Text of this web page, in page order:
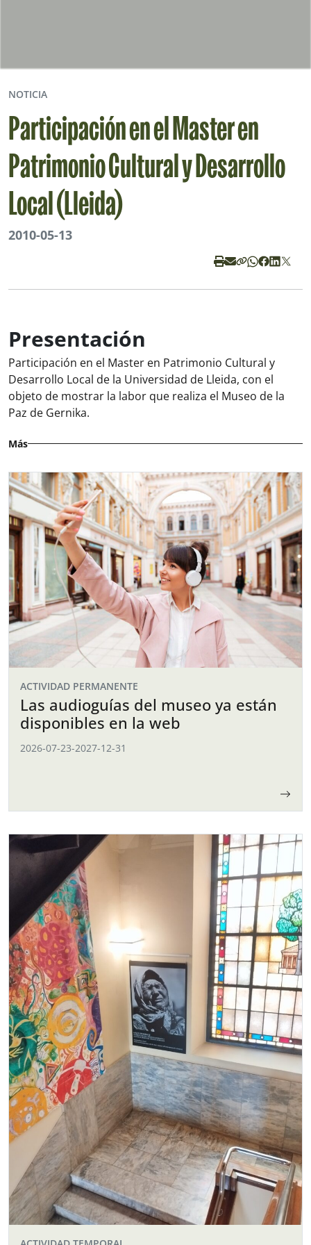
NOTICIA
Participación en el Master en
Patrimonio Cultural y Desarrollo
Local (Lleida)
2010-05-13
Presentación
Participación en el Master en Patrimonio Cultural y
Desarrollo Local de la Universidad de Lleida, con el
objeto de mostrar la labor que realiza el Museo de la
Paz de Gernika.
Más
ACTIVIDAD PERMANENTE
Las audioguías del museo ya están
disponibles en la web
2026-07-23-2027-12-31